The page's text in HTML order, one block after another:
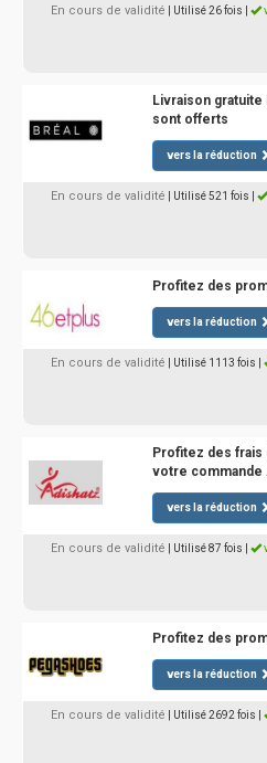
En cours de validité | Utilisé 26 fois
Livraison
sont offerts
vers la réduction
En cours de validité | Utilisé 521 fois
Profitez des
vers la réduction
En cours de validité | Utilisé 1113 fois
Profitez des frais
votre commande
vers la réduction
En cours de validité | Utilisé 87 fois
Profitez des
vers la réduction
En cours de validité | Utilisé 2692 fois